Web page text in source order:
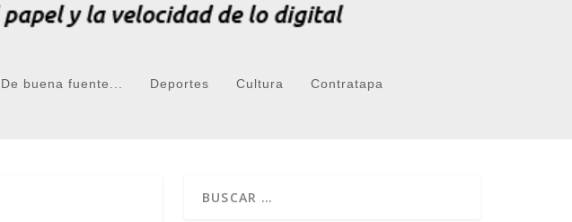
De buena fuente... Deportes Cultura Contratapa